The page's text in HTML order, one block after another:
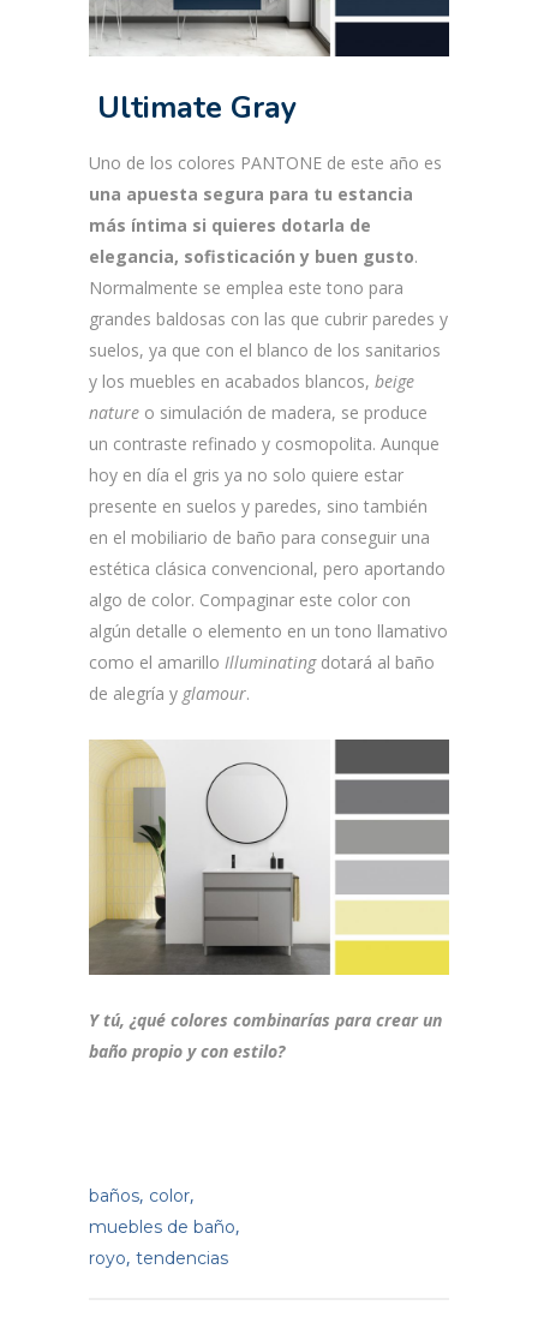
Ultimate Gray
Uno de los colores PANTONE de este año es
una apuesta segura para tu estancia
más íntima si quieres dotarla de
elegancia, sofisticación y buen gusto.
Normalmente se emplea este tono para
grandes baldosas con las que cubrir paredes y
suelos, ya que con el blanco de los sanitarios
y los muebles en acabados blancos, beige
nature o simulación de madera, se produce
un contraste refinado y cosmopolita. Aunque
hoy en día el gris ya no solo quiere estar
presente en suelos y paredes, sino también
en el mobiliario de baño para conseguir una
estética clásica convencional, pero aportando
algo de color. Compaginar este color con
algún detalle o elemento en un tono llamativo
como el amarillo Illuminatingdotará al baño
de alegría y glamour.
Y tú, ¿qué colores combinarías para crear un
baño propio y con estilo?
baños, color,
muebles de baño,
royo, tendencias